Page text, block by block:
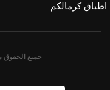
اطباق كرمالكم
جميع الحقوق